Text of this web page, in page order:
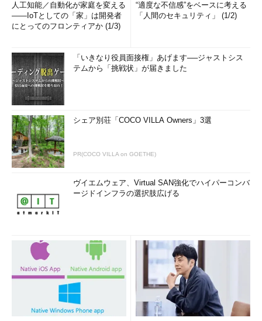
人工知能／自動化が家庭を変える
――IoTとしての「家」は開発者
にとってのフロンティアか (1/3)
“適度な不信感”をベースに考える
「人間のセキュリティ」 (1/2)
「いきなり役員面接権」あげます──ジャストシス
テムから「挑戦状」が届きました
シェア別荘「COCO VILLA Owners」3選
PR(COCO VILLA on GOETHE)
ヴイエムウェア、Virtual SAN強化でハイパーコンバ
ージドインフラの選択肢広げる